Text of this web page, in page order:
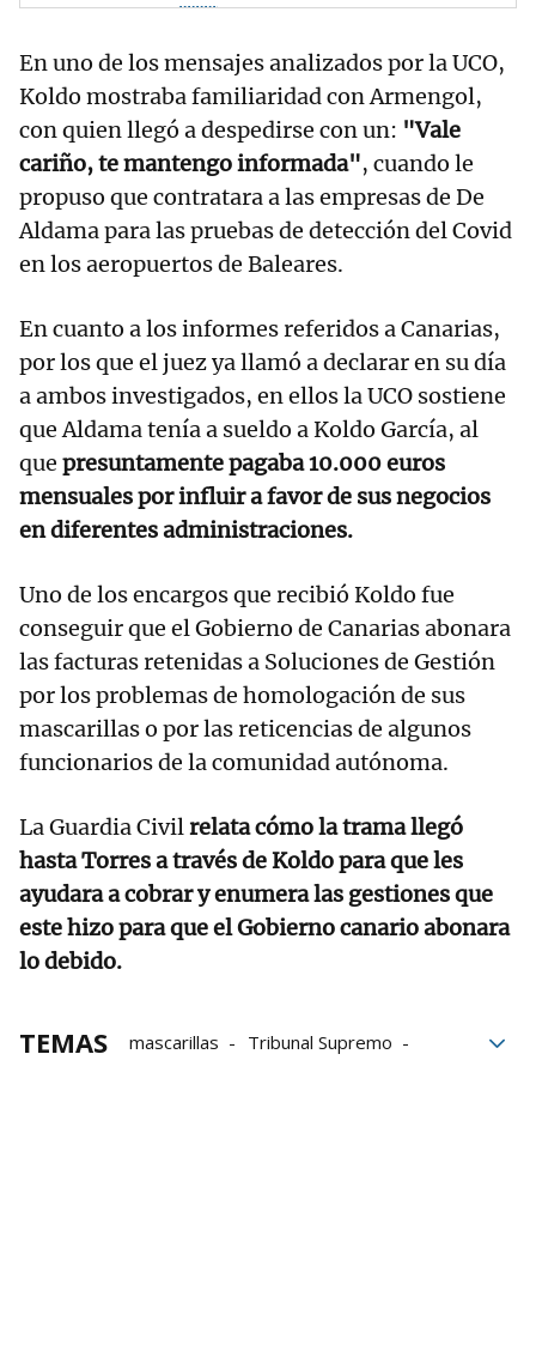
En uno de los mensajes analizados por la UCO,
Koldo mostraba familiaridad con Armengol,
con quien llegó a despedirse con un: "Vale
cariño, te mantengo informada", cuando le
propuso que contratara a las empresas de De
Aldama para las pruebas de detección del Covid
en los aeropuertos de Baleares.
En cuanto a los informes referidos a Canarias,
por los que el juez ya llamó a declarar en su día
a ambos investigados, en ellos la UCO sostiene
que Aldama tenía a sueldo a Koldo García, al
que presuntamente pagaba 10.000 euros
mensuales por influir a favor de sus negocios
en diferentes administraciones.
Uno de los encargos que recibió Koldo fue
conseguir que el Gobierno de Canarias abonara
las facturas retenidas a Soluciones de Gestión
por los problemas de homologación de sus
mascarillas o por las reticencias de algunos
funcionarios de la comunidad autónoma.
La Guardia Civilrelata cómo la trama llegó
hasta Torres a través de Koldo para que les
ayudara a cobrar y enumera las gestiones que
este hizo para que el Gobierno canario abonara
lo debido.
TEMAS mascarillas
Tribunal Supremo